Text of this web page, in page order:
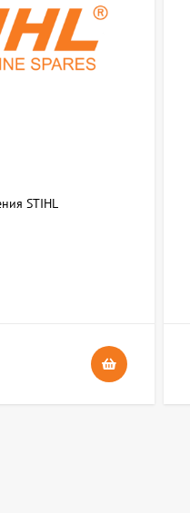
STIHL